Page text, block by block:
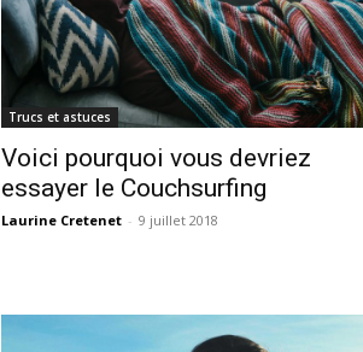
Trucs et astuces
Voici pourquoi vous devriez
essayer le Couchsurfing
Laurine Cretenet - 9 juillet 2018